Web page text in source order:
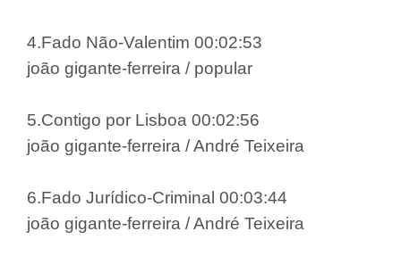
4.Fado Não-Valentim 00:02:53
joão gigante-ferreira / popular
5.Contigo por Lisboa 00:02:56
joão gigante-ferreira / André Teixeira
6.Fado Jurídico-Criminal 00:03:44
joão gigante-ferreira / André Teixeira